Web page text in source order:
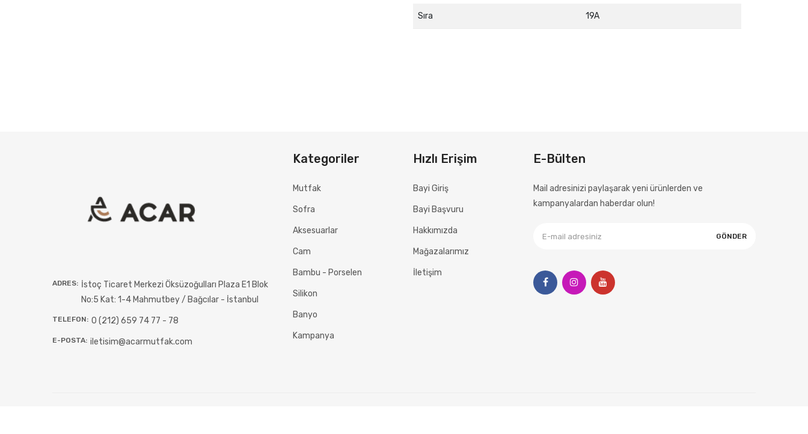
Sıra 19A
ADRES: İstoç Ticaret Merkezi Öksüzoğulları Plaza E1 Blok
No:5 Kat: 1-4 Mahmutbey / Bağcılar - İstanbul
TELEFON: 0 (212) 659 74 77 - 78
E-POSTA: iletisim@acarmutfak.com
Kategoriler
Mutfak
Sofra
Aksesuarlar
Cam
Bambu - Porselen
Silikon
Banyo
Kampanya
Hızlı Erişim
Bayi Giriş
Bayi Başvuru
Hakkımızda
Mağazalarımız
İletişim
E-Bülten
Mail adresinizi paylaşarak yeni ürünlerden ve
kampanyalardan haberdar olun!
GÖNDER